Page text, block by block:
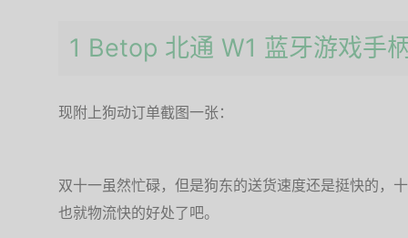
1 Betop 北通 W1 蓝牙游戏手
现附上狗动订单截图一张：
双十一虽然忙碌，但是狗东的送货速度还是挺快的，
也就物流快的好处了吧。